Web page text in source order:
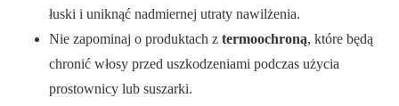
łuski i uniknąć nadmiernej utraty nawilżenia.
Nie zapominaj o produktach z termoochroną, które będą
chronić włosy przed uszkodzeniami podczas użycia
prostownicy lub suszarki.